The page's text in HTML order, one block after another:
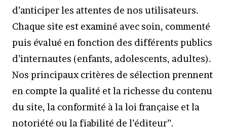
d’anticiper les attentes de nos utilisateurs.
Chaque site est examiné avec soin, commenté
puis évalué en fonction des différents publics
d’internautes (enfants, adolescents, adultes).
Nos principaux critères de sélection prennent
en compte la qualité et la richesse du contenu
du site, la conformité à la loi française et la
notoriété ou la fiabilité de l’éditeur”.